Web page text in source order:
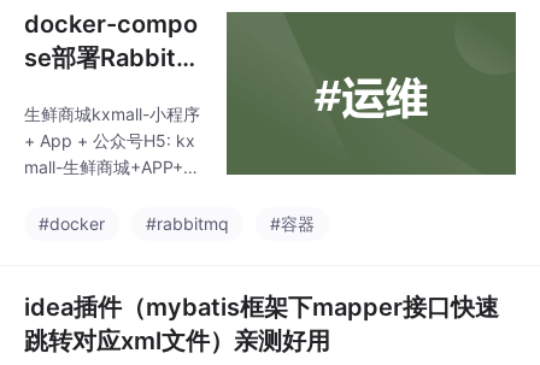
如果按照这种部署方
式，我们的服务成本直
接翻倍了，而且也不符
念。中间还让商务要
了，微服务版本的（是
把一些容器化的操作继
er镜像，这些操作我们
存消耗和企业版相
docker-compo
se部署RabbitM
生鲜商城kxmall-小程序
+ App + 公众号H5: kx
mall-生鲜商城+APP+小
信小程序、H5、安卓A
用于B2C商城，O2O外
卖，社区超市，生鲜
【带配套骑手端配送系
#docker #rabbitmq #容器
idea插件（mybatis框架下mapper接口快速
跳转对应xml文件）亲测好用